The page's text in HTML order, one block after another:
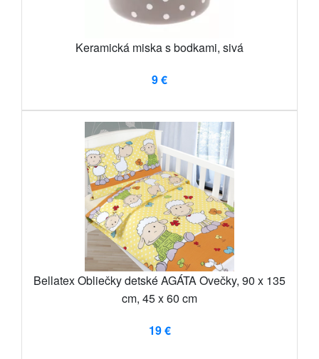
Keramická miska s bodkami, sivá
9 €
Bellatex Obliečky detské AGÁTA Ovečky, 90 x 135
cm, 45 x 60 cm
19 €